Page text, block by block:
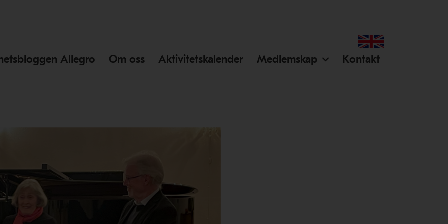
Allegro Om oss Aktivitetskalender Medlemskap Kontakt